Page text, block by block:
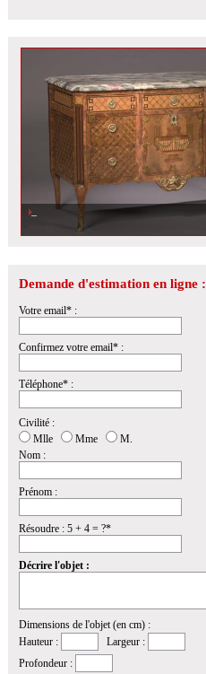
Demande d'estimation en ligne :
Votre email* :
Confirmez votre email* :
Téléphone* :
Civilité :
Mlle
Mme
M.
Nom :
Prénom :
Résoudre : 5 + 4 = ?*
Décrire l'objet :
Dimensions de l'objet (en cm) :
Hauteur :
Largeur :
Profondeur :